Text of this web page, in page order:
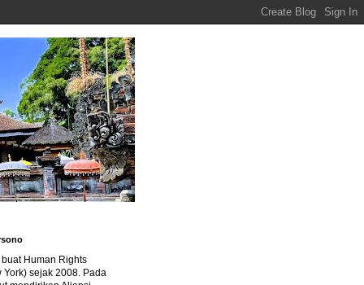
Human Rights
York) sejak 2008. Pada